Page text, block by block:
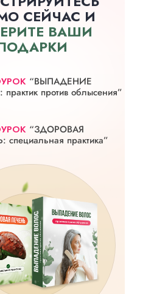
СЕЙЧАС И
ВАШИ
“ВЫПАДЕНИЕ
против облысения”
“ЗДОРОВАЯ
специальная практика”